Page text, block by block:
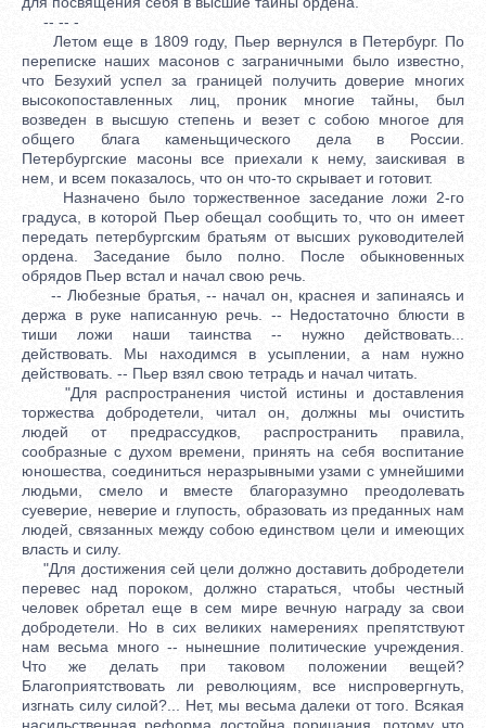
-- -- -
Летом еще в 1809 году, Пьер вернулся в Петербург. По
переписке наших масонов с заграничными было известно,
что Безухий успел за границей получить доверие многих
высокопоставленных лиц, проник многие тайны, был
возведен в высшую степень и везет с собою многое для
общего блага каменьщического дела в России.
Петербургские масоны все приехали к нему, заискивая в
нем, и всем показалось, что он что-то скрывает и готовит.
Назначено было торжественное заседание ложи 2-го
градуса, в которой Пьер обещал сообщить то, что он имеет
передать петербургским братьям от высших руководителей
ордена. Заседание было полно. После обыкновенных
обрядов Пьер встал и начал свою речь.
-- Любезные братья, -- начал он, краснея и запинаясь и
держа в руке написанную речь. -- Недостаточно блюсти в
тиши ложи наши таинства -- нужно действовать...
действовать. Мы находимся в усыплении, а нам нужно
действовать. -- Пьер взял свою тетрадь и начал читать.
"Для распространения чистой истины и доставления
торжества добродетели, читал он, должны мы очистить
людей от предрассудков, распространить правила,
сообразные с духом времени, принять на себя воспитание
юношества, соединиться неразрывными узами с умнейшими
людьми, смело и вместе благоразумно преодолевать
суеверие, неверие и глупость, образовать из преданных нам
людей, связанных между собою единством цели и имеющих
власть и силу.
"Для достижения сей цели должно доставить добродетели
перевес над пороком, должно стараться, чтобы честный
человек обретал еще в сем мире вечную награду за свои
добродетели. Но в сих великих намерениях препятствуют
нам весьма много -- нынешние политические учреждения.
Что же делать при таковом положении вещей?
Благоприятствовать ли революциям, все ниспровергнуть,
изгнать силу силой?... Нет, мы весьма далеки от того. Всякая
насильственная реформа достойна порицания, потому что